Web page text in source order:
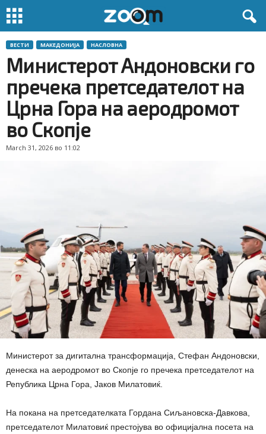
ВЕСТИ МАКЕДОНИЈА НАСЛОВНА
Министерот Андоновски го
пречека претседателот на
Црна Гора на аеродромот
во Скопје
March 31, 2026 во 11:02
Министерот за дигитална трансформација, Стефан Андоновски,
денеска на аеродромот во Скопје го пречека претседателот на
Република Црна Гора, Јаков Милатовиќ.
На покана на претседателката Гордана Сиљановска-Давкова,
претседателот Милатовиќ престојува во официјална посета на